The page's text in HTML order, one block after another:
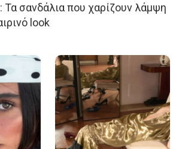
Τα σανδάλια που χαρίζουν λάμψη
look